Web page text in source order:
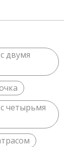
двумя
четырьмя